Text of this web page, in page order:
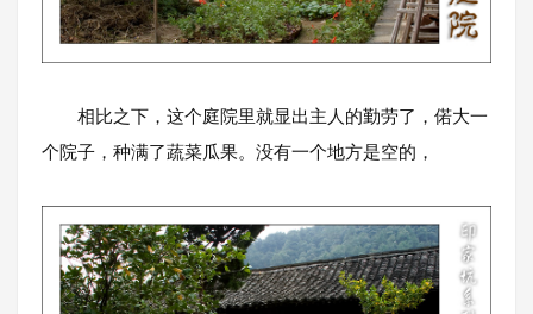
相比之下，这个庭院里就显出主人的勤劳了，偌大一
个院子，种满了蔬菜瓜果。没有一个地方是空的，